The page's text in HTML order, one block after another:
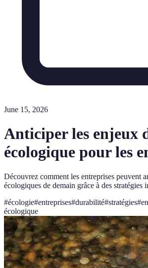
June 15, 2026
Anticiper les enjeux
écologique pour les
Découvrez comment les entreprises peuvent
écologiques de demain grâce à des stratégies
#écologie#entreprises#durabilité#stratégies#
écologique